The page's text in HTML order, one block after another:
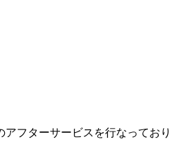
フターサービスを行なっており